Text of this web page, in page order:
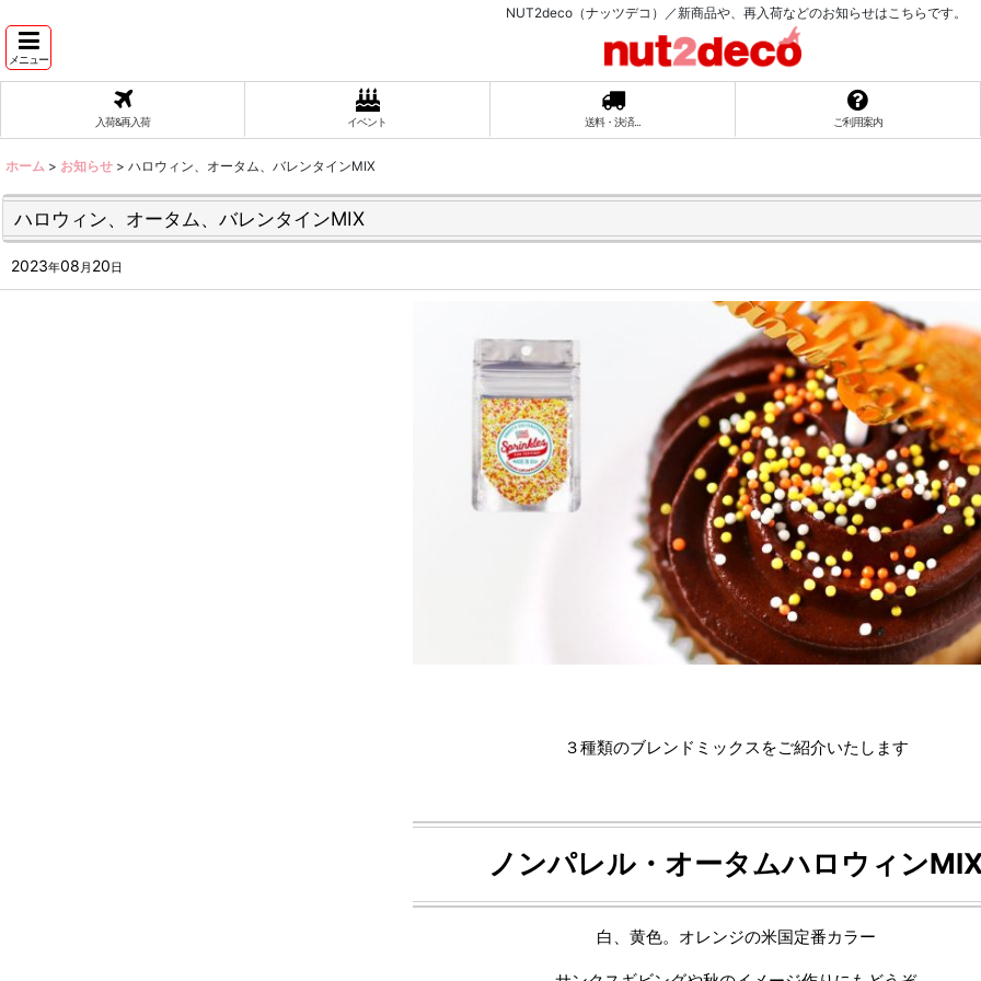
NUT2deco（ナッツデコ）／新商品や、再入荷などのお知らせはこちらです。
メニュー
入荷&再入荷 イベント 送料・決済... ご利用案内
ホーム > お知らせ > ハロウィン、オータム、バレンタインMIX
ハロウィン、オータム、バレンタインMIX
2023年08 月 20日
３種類のブレンドミックスをご紹介いたします
ノンパレル・オータムハロウィン
白、黄色。オレンジの米国定番カラー